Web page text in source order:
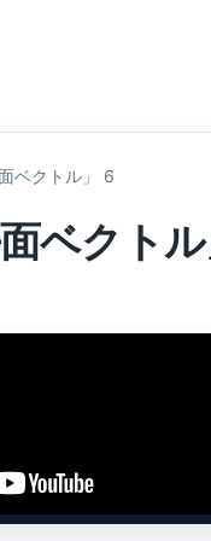
ベクトル」 6
ベクト